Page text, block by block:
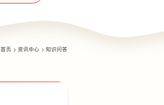
首页 > 资讯中心 > 知识问答